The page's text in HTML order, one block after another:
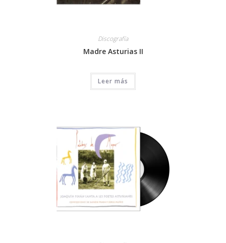
Discografía
Madre Asturias II
Leer más